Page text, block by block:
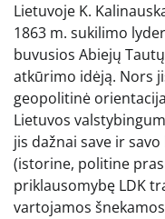
Lietuvoje K.
1863 m. sukilimo
buvusios Abiejų
atkūrimo idėją. Nors
geopolitinė
Lietuvos
jis dažnai save ir
(istorine, politine
priklausomybę LDK
vartojamos